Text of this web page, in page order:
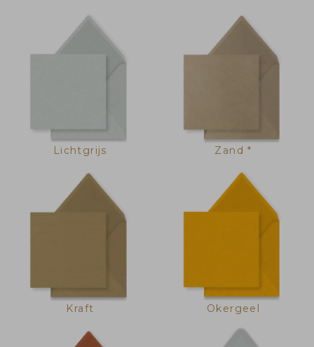
Lichtgrijs Zand *
Kraft Okergeel